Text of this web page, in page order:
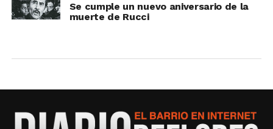
Se cumple un nuevo aniversario de la
muerte de Rucci